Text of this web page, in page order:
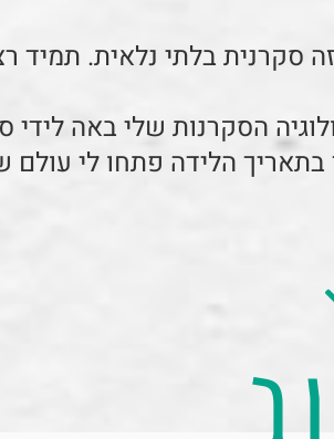
סקרנית בלתי נלאית. תמיד
הסקרנות שלי באה לידי
הלידה פתחו לי עולם